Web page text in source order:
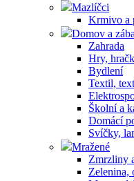
Mazlíčci
Krmivo a
Domov a
Zahrada
Hry,
Bydlení
Textil,
Školní a
Domácí
Svíčky,
Mražené
Zmrzliny
Zelenina,